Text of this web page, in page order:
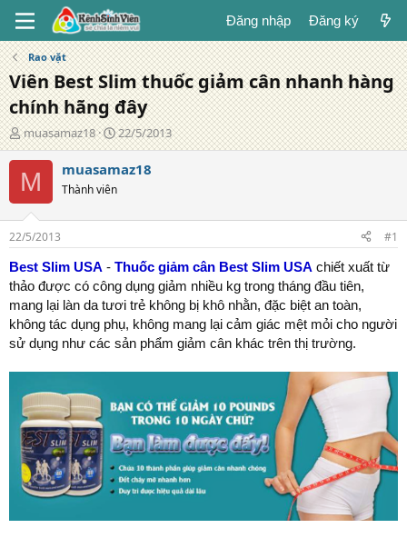
Đăng nhập Đăng ký
Rao vặt
Viên Best Slim thuốc giảm cân nhanh hàng
chính hãng đây
T
á
c
g
ả
muasamaz18
N
g
à
g
22/5/2013
M muasamaz18
Thành viên
22/5/2013
#1
Best Slim USA - Thuốc giảm cân Best Slim USA chiết xuất từ
thảo được có công dụng giảm nhiều kg trong tháng đầu tiên,
mang lại làn da tươi trẻ không bị khô nhằn, đặc biệt an toàn,
không tác dụng phụ, không mang lại cảm giác mệt mỏi cho người
sử dụng như các sản phẩm giảm cân khác trên thị trường.